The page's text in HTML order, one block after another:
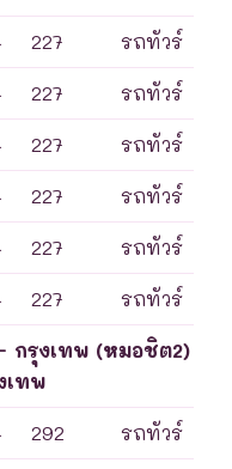
227 รถทัวร์
227 รถทัวร์
227 รถทัวร์
227 รถทัวร์
227 รถทัวร์
227 รถทัวร์
กรุงเทพ (หมอชิต2)
เทพ
292 รถทัวร์